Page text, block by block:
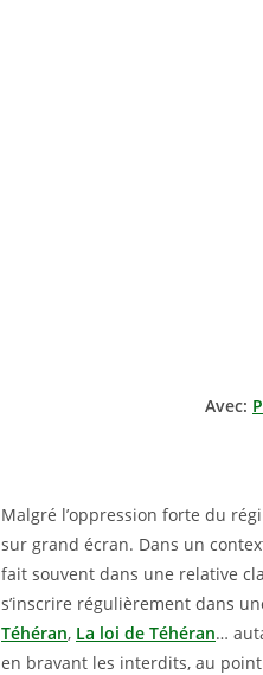
Avec:
Malgré l’oppression forte du
sur grand écran. Dans un
fait souvent dans une relative
s’inscrire régulièrement dans
Téhéran, La loi de Téhéran…
en bravant les interdits, au